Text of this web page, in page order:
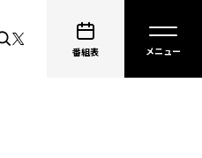
番組表